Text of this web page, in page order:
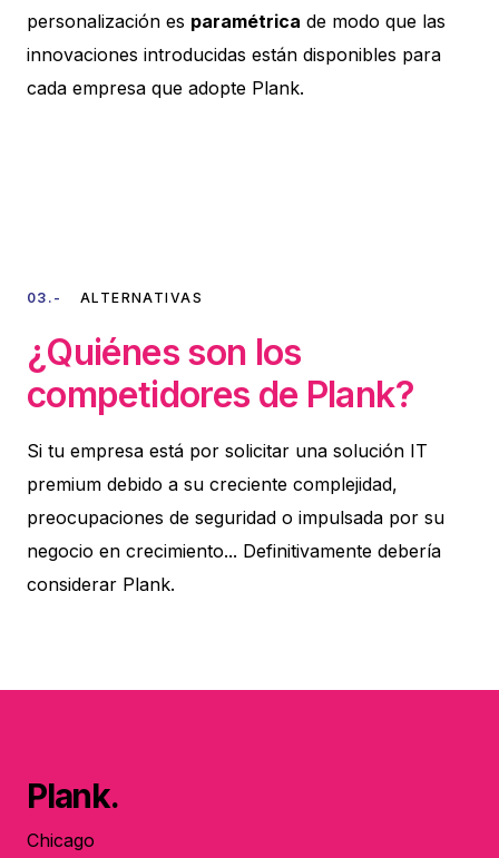
personalización es paramétrica de modo que las
innovaciones introducidas están disponibles para
cada empresa que adopte Plank.
03.- ALTERNATIVAS
¿Quiénes son los
competidores de Plank?
Si tu empresa está por solicitar una solución IT
premium debido a su creciente complejidad,
preocupaciones de seguridad o impulsada por su
negocio en crecimiento... Definitivamente debería
considerar Plank.
Plank.
Chicago